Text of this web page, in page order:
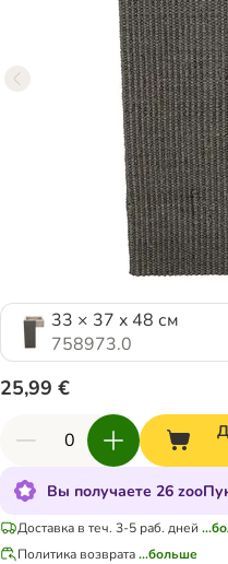
33 × 37 x 48 см
758973.0
25,99 €
Вы получаете 26
Доставка в теч. 3-5 раб. дней
Политика возврата...больше